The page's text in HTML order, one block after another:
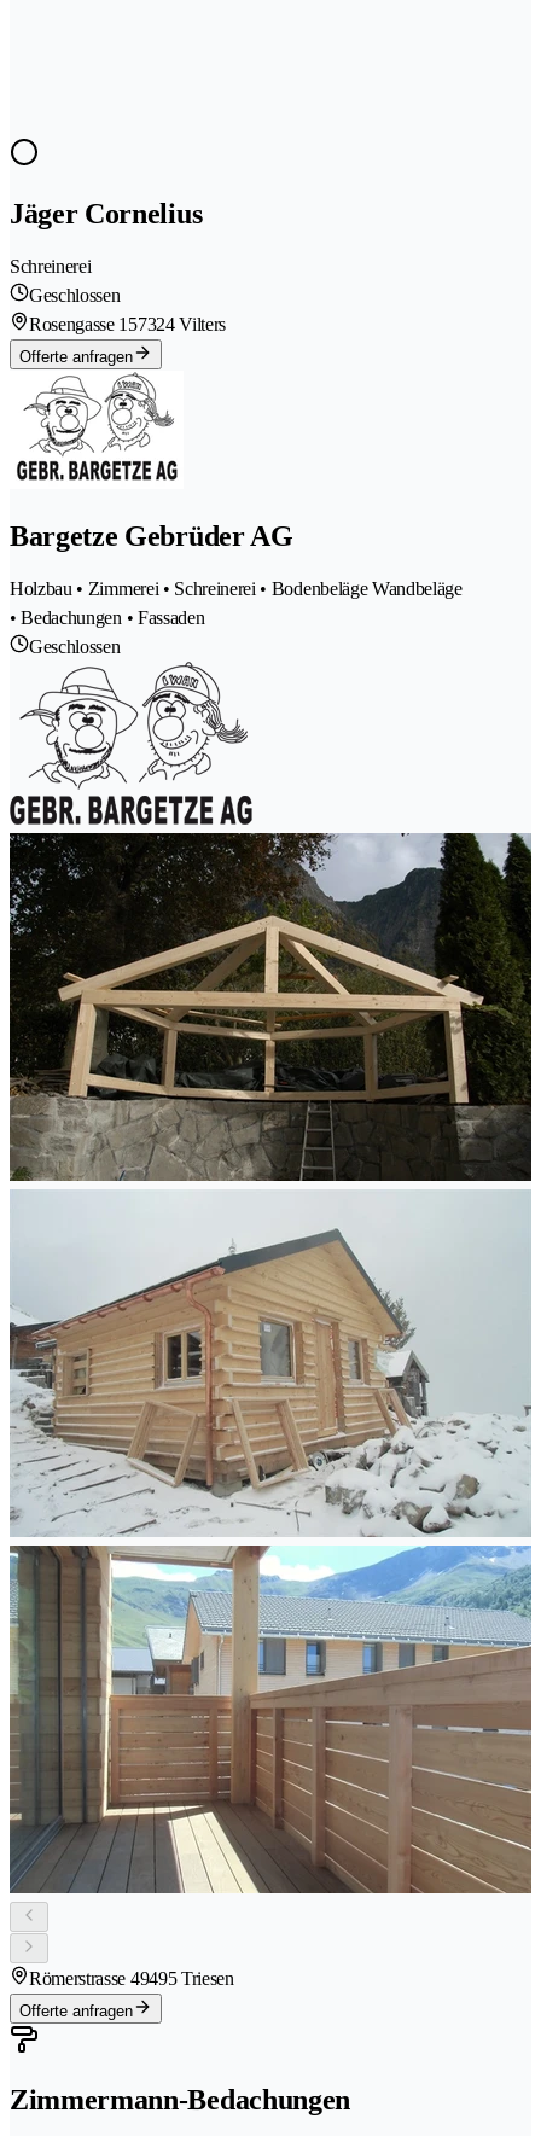
Jäger Cornelius
Schreinerei
Geschlossen
Rosengasse 157324 Vilters
Offerte anfragen
Bargetze Gebrüder AG
Holzbau • Zimmerei • Schreinerei • Bodenbeläge Wandbeläge
• Bedachungen • Fassaden
Geschlossen
Römerstrasse 49495 Triesen
Offerte anfragen
Zimmermann-Bedachungen